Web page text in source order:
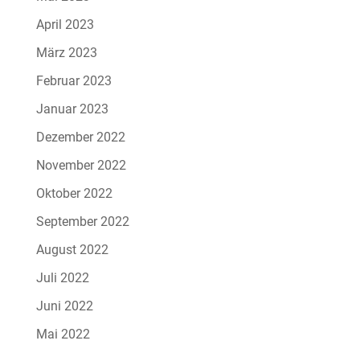
April 2023
März 2023
Februar 2023
Januar 2023
Dezember 2022
November 2022
Oktober 2022
September 2022
August 2022
Juli 2022
Juni 2022
Mai 2022